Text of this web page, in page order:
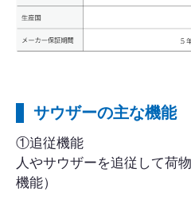
サウザーの主な機能
①追従機能
人やサウザーを追従して荷
機能）